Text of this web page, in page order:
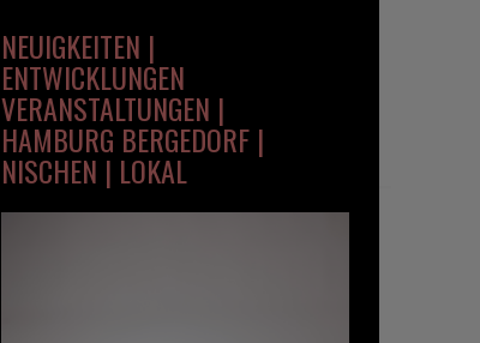
NEUIGKEITEN |
ENTWICKLUNGEN
VERANSTALTUNGEN |
HAMBURG BERGEDORF |
NISCHEN | LOKAL